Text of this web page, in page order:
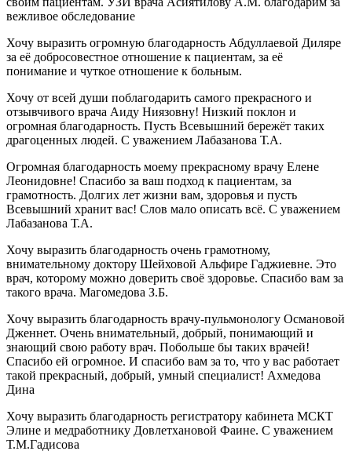
вежливое обследование
Хочу выразить огромную благодарность Абдуллаевой Диляре
за её добросовестное отношение к пациентам, за её
понимание и чуткое отношение к больным.
Хочу от всей души поблагодарить самого прекрасного и
отзывчивого врача Аиду Ниязовну! Низкий поклон и
огромная благодарность. Пусть Всевышний бережёт таких
драгоценных людей. С уважением Лабазанова Т.А.
Огромная благодарность моему прекрасному врачу Елене
Леонидовне! Спасибо за ваш подход к пациентам, за
грамотность. Долгих лет жизни вам, здоровья и пусть
Всевышний хранит вас! Слов мало описать всё. С уважением
Лабазанова Т.А.
Хочу выразить благодарность очень грамотному,
внимательному доктору Шейховой Альфире Гаджиевне. Это
врач, которому можно доверить своё здоровье. Спасибо вам за
такого врача. Магомедова З.Б.
Хочу выразить благодарность врачу-пульмонологу Османовой
Дженнет. Очень внимательный, добрый, понимающий и
знающий свою работу врач. Побольше бы таких врачей!
Спасибо ей огромное. И спасибо вам за то, что у вас работает
такой прекрасный, добрый, умный специалист! Ахмедова
Дина
Хочу выразить благодарность регистратору кабинета МСКТ
Элине и медработнику Довлетхановой Фаине. С уважением
Т.М.Гадисова